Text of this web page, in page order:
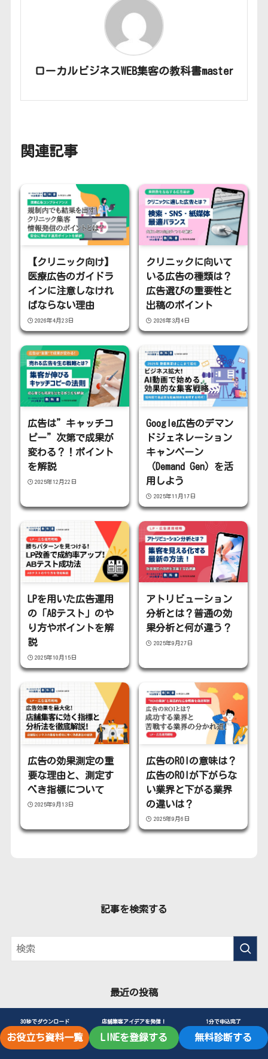
30秒でダウンロード
お役立ち資料一覧
店舗集客アイデアを発信！
LINEを登録する
1分で申込完了
無料診断する
ローカルビジネスWEB集客の教科書master
関連記事
【クリニック向け】
医療広告のガイドラ
インに注意しなけれ
ばならない理由
2026年4月23日
クリニックに向いて
いる広告の種類は？
広告選びの重要性と
出稿のポイント
2026年3月4日
広告は”キャッチコ
ピー”次第で成果が
変わる？！ポイント
を解説
2025年12月22日
Google広告のデマン
ドジェネレーション
キャンペーン
（Demand Gen）を活
用しよう
2025年11月17日
LPを用いた広告運用
の「ABテスト」のや
り方やポイントを解
説
2025年10月15日
アトリビューション
分析とは？普通の効
果分析と何が違う？
2025年9月27日
広告の効果測定の重
要な理由と、測定す
べき指標について
2025年9月13日
広告のROIの意味は？
広告のROIが下がらな
い業界と下がる業界
の違いは？
2025年9月6日
記事を検索する
最近の投稿
KPI・KGIとは？店舗・クリニックの集客・集患を成功
させる目標設定の基本